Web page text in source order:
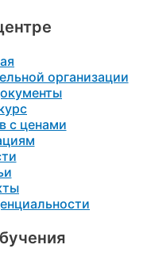
организации
с ценами